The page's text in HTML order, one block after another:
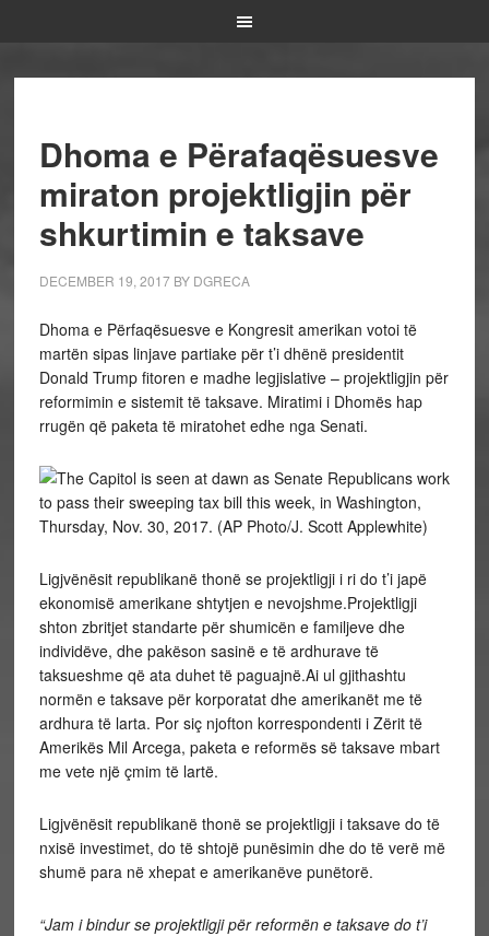
Dhoma e Përafaqësuesve
miraton projektligjin për
shkurtimin e taksave
DECEMBER 19, 2017BY DGRECA
Dhoma e Përfaqësuesve e Kongresit amerikan votoi të
martën sipas linjave partiake për t’i dhënë presidentit
Donald Trump fitoren e madhe legjislative – projektligjin për
reformimin e sistemit të taksave. Miratimi i Dhomës hap
rrugën që paketa të miratohet edhe nga Senati.
Ligjvënësit republikanë thonë se projektligji i ri do t’i japë
ekonomisë amerikane shtytjen e nevojshme.Projektligji
shton zbritjet standarte për shumicën e familjeve dhe
individëve, dhe pakëson sasinë e të ardhurave të
taksueshme që ata duhet të paguajnë.Ai ul gjithashtu
normën e taksave për korporatat dhe amerikanët me të
ardhura të larta. Por siç njofton korrespondenti i Zërit të
Amerikës Mil Arcega, paketa e reformës së taksave mbart
me vete një çmim të lartë.
Ligjvënësit republikanë thonë se projektligji i taksave do të
nxisë investimet, do të shtojë punësimin dhe do të verë më
shumë para në xhepat e amerikanëve punëtorë.
“Jam i bindur se projektligji për reformën e taksave do t’i